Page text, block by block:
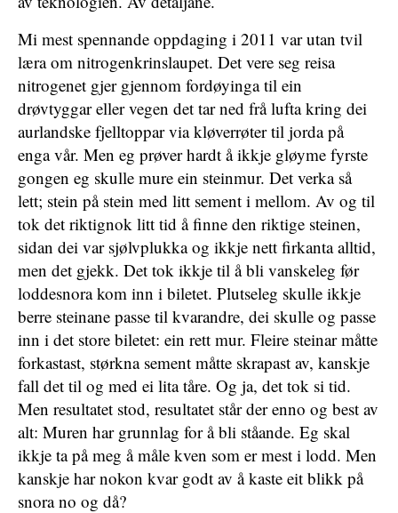
Mi mest spennande oppdaging i 2011 var utan tvil
læra om nitrogenkrinslaupet. Det vere seg reisa
nitrogenet gjer gjennom fordøyinga til ein
drøvtyggar eller vegen det tar ned frå lufta kring dei
aurlandske fjelltoppar via kløverrøter til jorda på
enga vår. Men eg prøver hardt å ikkje gløyme fyrste
gongen eg skulle mure ein steinmur. Det verka så
lett; stein på stein med litt sement i mellom. Av og til
tok det riktignok litt tid å finne den riktige steinen,
sidan dei var sjølvplukka og ikkje nett firkanta alltid,
men det gjekk. Det tok ikkje til å bli vanskeleg før
loddesnora kom inn i biletet. Plutseleg skulle ikkje
berre steinane passe til kvarandre, dei skulle og passe
inn i det store biletet: ein rett mur. Fleire steinar måtte
forkastast, størkna sement måtte skrapast av, kanskje
fall det til og med ei lita tåre. Og ja, det tok si tid.
Men resultatet stod, resultatet står der enno og best av
alt: Muren har grunnlag for å bli ståande. Eg skal
ikkje ta på meg å måle kven som er mest i lodd. Men
kanskje har nokon kvar godt av å kaste eit blikk på
snora no og då?